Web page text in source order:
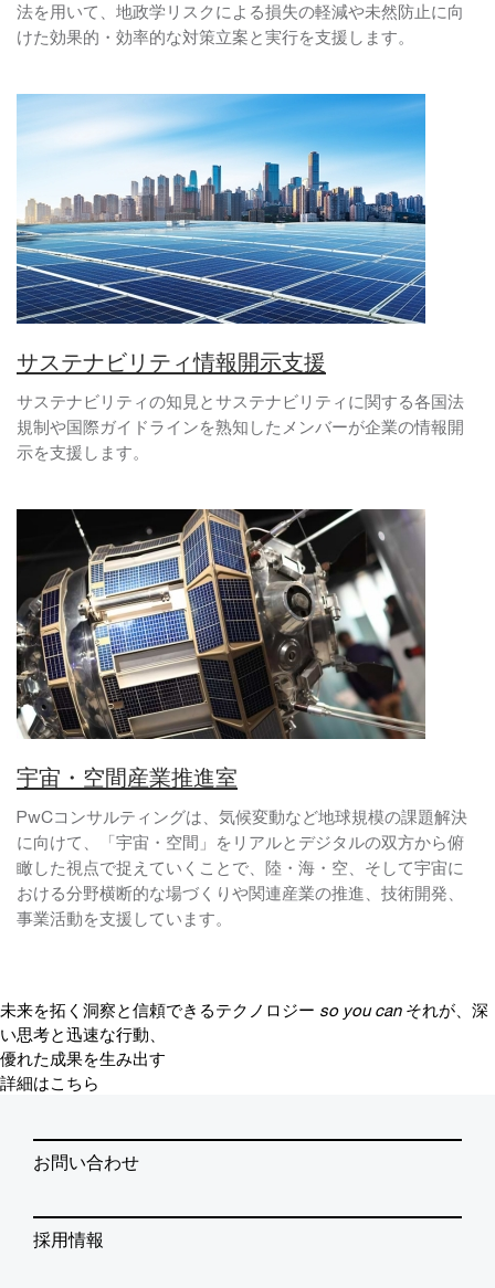
法を用いて、地政学リスクによる損失の軽減や未然防止に向
けた効果的・効率的な対策立案と実行を支援します。
サステナビリティ情報開示支援
サステナビリティの知見とサステナビリティに関する各国法
規制や国際ガイドラインを熟知したメンバーが企業の情報開
示を支援します。
宇宙・空間産業推進室
PwCコンサルティングは、気候変動など地球規模の課題解決
に向けて、「宇宙・空間」をリアルとデジタルの双方から俯
瞰した視点で捉えていくことで、陸・海・空、そして宇宙に
おける分野横断的な場づくりや関連産業の推進、技術開発、
事業活動を支援しています。
未来を拓く洞察と信頼できるテクノロジー so you can それが、深
い思考と迅速な行動、
優れた成果を生み出す
詳細はこちら
お問い合わせ
採用情報